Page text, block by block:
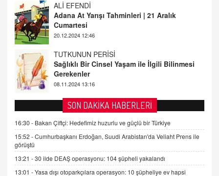
TUTKUNUN PERİSİ
Sağlıklı Bir Cinsel Yaşam ile İlgili Bilinmesi
Gerekenler
08.11.2024 13:16
FARUK ÖNALAN
Tezkere Onaylanmasaydı…
2 Kasım 2021 Salı 00:11
AV. DOĞAN CAN DOĞAN
Kişisel verilerin korunması ve dijital hukukun
gelişimi
15.09.2025 16:17
SEHER EREK
Kış Ayları Geldi, Hangi Önlemler Alınmalı?
9.12.2025 10:11
SON DAKİKA HABERLERİ
16:30 - Bakan Çiftçi: Hedefimiz huzurlu ve güçlü bir Türkiye
15:52 -Cumhurbaşkanı Erdoğan, Suudi Arabistan'da Veliaht Prens ile
görüştü
13:21 -30 ilde DEAŞ operasyonu: 104 şüpheli yakalandı
13:01 -Yasa dışı otoparkçılara operasyon: 10 şüpheliye ev hapsi